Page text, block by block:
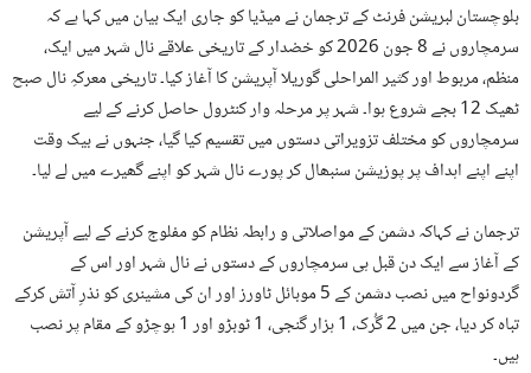
بلوچستان لبریشن فرنٹ کے ترجمان نے میڈیا کو جاری ایک بیان میں کہا ہے کہ
سرمچاروں نے 8 جون 2026 کو خضدار کے تاریخی علاقے نال شہر میں ایک،
منظم، مربوط اور کثیر المراحلی گوریلا آپریشن کا آغاز کیا۔ تاریخی معرکہِ نال صبح
ٹھیک 12 بجے شروع ہوا۔ شہر پر مرحلہ وار کنٹرول حاصل کرنے کے لیے
سرمچاروں کو مختلف تزویراتی دستوں میں تقسیم کیا گیا، جنہوں نے بیک وقت
اپنے اپنے اہداف پر پوزیشن سنبھال کر پورے نال شہر کو اپنے گھیرے میں لے لیا۔
ترجمان نے کہاکہ دشمن کے مواصلاتی و رابطہ نظام کو مفلوج کرنے کے لیے آپریشن
کے آغاز سے ایک دن قبل ہی سرمچاروں کے دستوں نے نال شہر اور اس کے
گردونواح میں نصب دشمن کے 5 موبائل ٹاورز اور ان کی مشینری کو نذرِ آتش کرکے
تباہ کر دیا، جن میں 2 گُرک، 1 ہزار گنجی، 1 ٹوبڑو اور 1 ہوچڑو کے مقام پر نصب
ہیں۔